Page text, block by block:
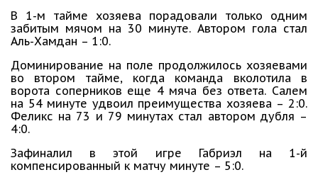
В 1-м тайме хозяева порадовали только одним
забитым мячом на 30 минуте. Автором гола стал
Аль-Хамдан – 1:0.
Доминирование на поле продолжилось хозяевами
во втором тайме, когда команда вколотила в
ворота соперников еще 4 мяча без ответа. Салем
на 54 минуте удвоил преимущества хозяева – 2:0.
Феликс на 73 и 79 минутах стал автором дубля –
4:0.
Зафиналил в этой игре Габриэл на 1-й
компенсированный к матчу минуте – 5:0.